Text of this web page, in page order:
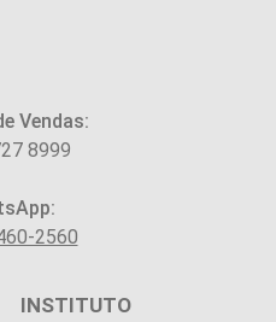
Vendas:
8999
2560
INSTITUTO